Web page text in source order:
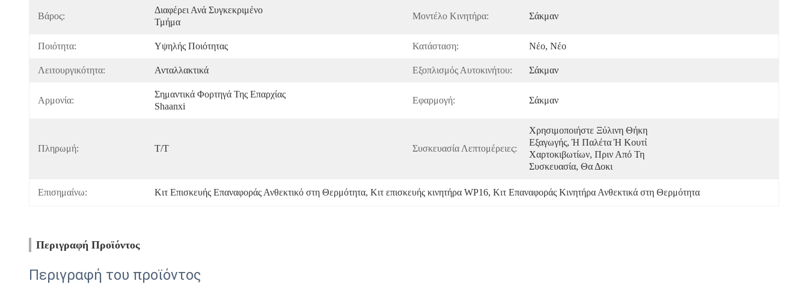
Βάρος:
Διαφέρει Ανά Συγκεκριμένο
Τμήμα
Μοντέλο Κινητήρα: Σάκμαν
Ποιότητα: Υψηλής Ποιότητας Κατάσταση: Νέο, Νέο
Λειτουργικότητα: Ανταλλακτικά Εξοπλισμός Αυτοκινήτου: Σάκμαν
Αρμονία:
Σημαντικά Φορτηγά Της Επαρχίας
Shaanxi
Εφαρμογή: Σάκμαν
Πληρωμή: T/T Συσκευασία Λεπτομέρειες:
Χρησιμοποιήστε Ξύλινη Θήκη
Εξαγωγής, Ή Παλέτα Ή Κουτί
Χαρτοκιβωτίων, Πριν Από Τη
Συσκευασία, Θα Δοκι
Επισημαίνω: Κιτ Επισκευής Επαναφοράς Ανθεκτικό στη Θερμότητα, Κιτ επισκευής κινητήρα WP16, Κιτ Επαναφοράς Κινητήρα Ανθεκτικά στη Θερμότητα
Περιγραφή Προϊόντος
Περιγραφή του προϊόντος